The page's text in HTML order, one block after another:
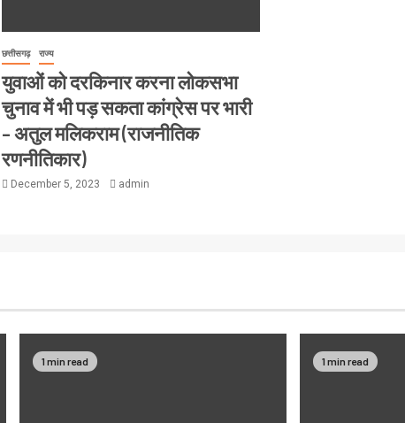
छत्तीसगढ़ राज्य
युवाओं को दरकिनार करना लोकसभा
चुनाव में भी पड़ सकता कांग्रेस पर भारी
– अतुल मलिकराम (राजनीतिक
रणनीतिकार)
December 5, 2023 admin
1 min read 1 min read